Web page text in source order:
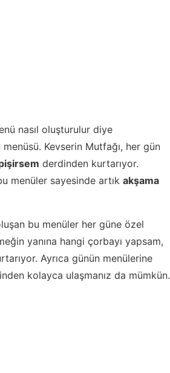
nasıl oluşturulur diye
Kevserin Mutfağı, her gün
derdinden kurtarıyor.
menüler sayesinde artık akşama
bu menüler her güne özel
yanına hangi çorbayı yapsam,
Ayrıca günün menülerine
kolayca ulaşmanız da mümkün.